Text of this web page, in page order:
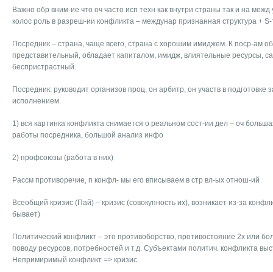
Важно обр вним-ие что оч часто исп техн как внутри страны так и на
колос роль в разреш-ии конфликта – междунар признанная структура + S-
Посредник – страна, чаще всего, страна с хорошим имиджем. К поср-ам
представительный, обладает капиталом, имидж, влиятельные ресурсы,
беспристрастный.
Посредник: руководит организов проц, он арбитр, он участв в подготовке
исполнением.
1) вся картинка конфликта снимается о реальном сост-ии дел – оч
работы посредника, большой анализ инфо
2) профсоюзы (работа в них)
Рассм противоречие, п конфл- мы его вписываем в стр вл-ых отнош-ий
Всеобщий кризис (Пай) – кризис (совокупность их), возникает из-за
бывает)
Политический конфликт – это противоборство, противостояние 2х или
поводу ресурсов, потребностей и т.д. Субъектами политич. конфликта
Непримиримый конфликт => кризис.